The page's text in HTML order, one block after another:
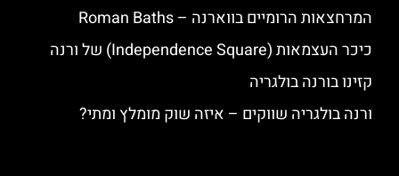
המרחצאות הרומיים בווארנה – Roman Baths
כיכר העצמאות (Independence Square) של ורנה
קזינו בורנה בולגריה
ורנה בולגריה שווקים – איזה שוק מומלץ ומתי?